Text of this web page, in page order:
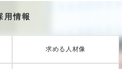
用情報
求める人材像